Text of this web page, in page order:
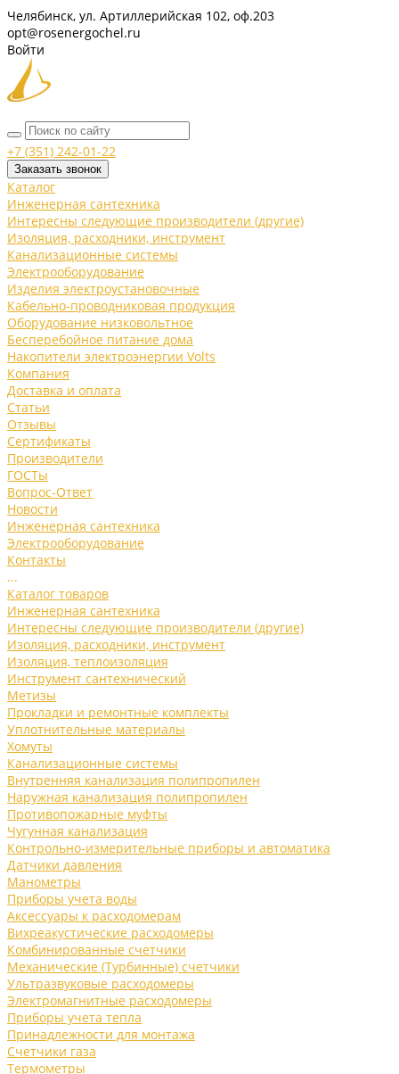
Челябинск, ул. Артиллерийская 102, оф.203
opt@rosenergochel.ru
Войти
+7 (351) 242-01-22
Заказать звонок
Каталог
Инженерная сантехника
Интересны следующие производители (другие)
Изоляция, расходники, инструмент
Канализационные системы
Электрооборудование
Изделия электроустановочные
Кабельно-проводниковая продукция
Оборудование низковольтное
Бесперебойное питание дома
Накопители электроэнергии Volts
Компания
Доставка и оплата
Статьи
Отзывы
Сертификаты
Производители
ГОСТы
Вопрос-Ответ
Новости
Инженерная сантехника
Электрооборудование
Контакты
...
Каталог товаров
Инженерная сантехника
Интересны следующие производители (другие)
Изоляция, расходники, инструмент
Изоляция, теплоизоляция
Инструмент сантехнический
Метизы
Прокладки и ремонтные комплекты
Уплотнительные материалы
Хомуты
Канализационные системы
Внутренняя канализация полипропилен
Наружная канализация полипропилен
Противопожарные муфты
Чугунная канализация
Контрольно-измерительные приборы и автоматика
Датчики давления
Манометры
Приборы учета воды
Аксессуары к расходомерам
Вихреакустические расходомеры
Комбинированные счетчики
Механические (Турбинные) счетчики
Ультразвуковые расходомеры
Электромагнитные расходомеры
Приборы учета тепла
Принадлежности для монтажа
Счетчики газа
Термометры